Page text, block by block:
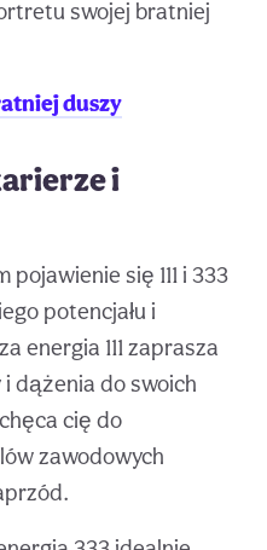
swojej bratniej
duszy
i
się 111 i 333
potencjału i
energia 111 zaprasza
dążenia do swoich
cię do
zawodowych